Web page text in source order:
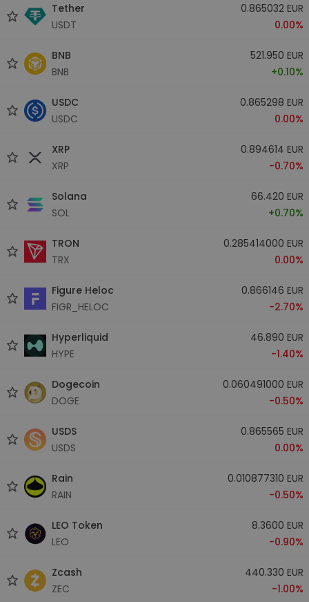
Tether
USDT
0.865032 EUR
0.00%
BNB
BNB
521.950 EUR
+0.10%
USDC
USDC
0.865298 EUR
0.00%
XRP
XRP
0.894614 EUR
-0.70%
Solana
SOL
66.420 EUR
+0.70%
TRON
TRX
0.285414000 EUR
0.00%
Figure Heloc
FIGR_HELOC
0.866146 EUR
-2.70%
Hyperliquid
HYPE
46.890 EUR
-1.40%
Dogecoin
DOGE
0.060491000 EUR
-0.50%
USDS
USDS
0.865565 EUR
0.00%
Rain
RAIN
0.010877310 EUR
-0.50%
LEO Token
LEO
8.3600 EUR
-0.90%
Zcash
ZEC
440.330 EUR
-1.00%